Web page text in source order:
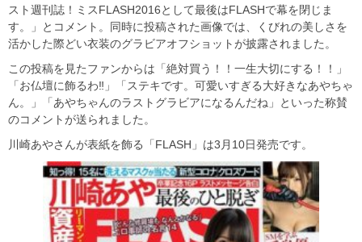
スト週刊誌！ミスFLASH2016として最後はFLASHで幕を閉じま
す。」とコメント。同時に投稿された画像では、くびれの美しさを
活かした際どい衣装のグラビアオフショットが披露されました。
この投稿を見たファンからは「絶対買う！！一生大切にする！！」
「お仏壇に飾るわ‼」「ステキです。可愛いすぎる大好きなあやちゃ
ん。」「あやちゃんのラストグラビアになるんだね」といった称賛
のコメントが送られました。
川崎あやさんが表紙を飾る「FLASH」は3月10日発売です。